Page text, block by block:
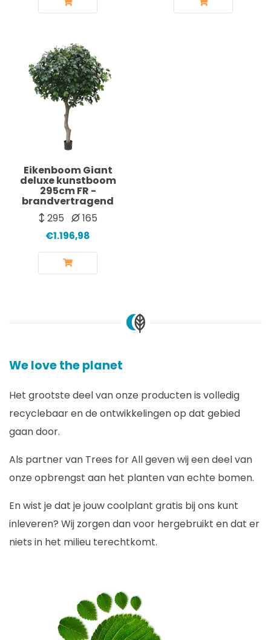
Eikenboom Giant
deluxe kunstboom
295cm FR -
brandvertragend
295
165
€1.196,98
We love the planet
Het grootste deel van onze producten is volledig
recyclebaar en de ontwikkelingen op dat gebied
gaan door.
Als partner van Trees for All geven wij een deel van
onze opbrengst aan het planten van echte bomen.
En wist je dat je jouw coolplant gratis bij ons kunt
inleveren? Wij zorgen dan voor hergebruikt en dat er
niets in het milieu terechtkomt.